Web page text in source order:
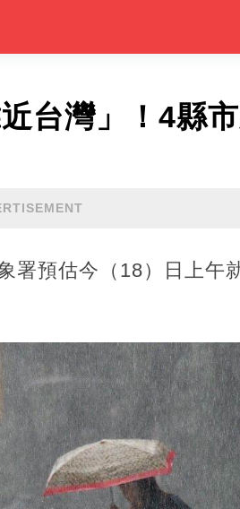
台灣」！4縣
署預估今（18）日上午